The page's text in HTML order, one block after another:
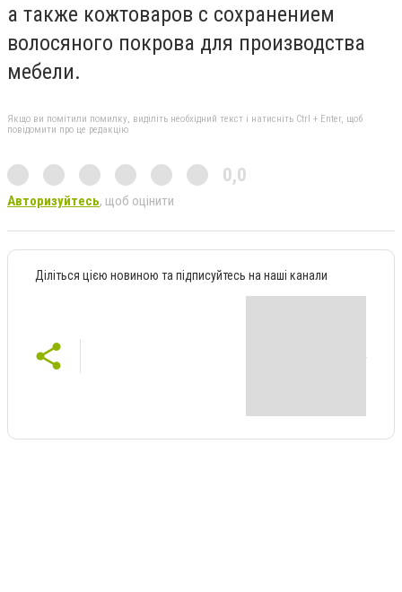
а также кожтоваров с сохранением
волосяного покрова для производства
мебели.
Якщо ви помітили помилку, виділіть необхідний текст і натисніть Ctrl + Enter, щоб
повідомити про це редакцію
0,0
Авторизуйтесь, щоб оцінити
Діліться цією новиною та підписуйтесь на наші канали